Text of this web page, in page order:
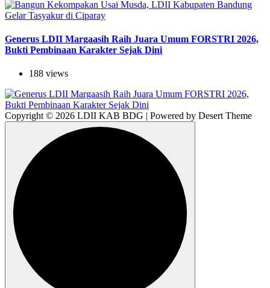
Generus LDII Margaasih Raih Juara Umum FORSTRI 2026,
Bukti Pembinaan Karakter Sejak Dini
188 views
Copyright © 2026 LDII KAB BDG | Powered by Desert Theme